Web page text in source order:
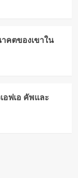
คตของเขาใน
อฟเอ คัพและ